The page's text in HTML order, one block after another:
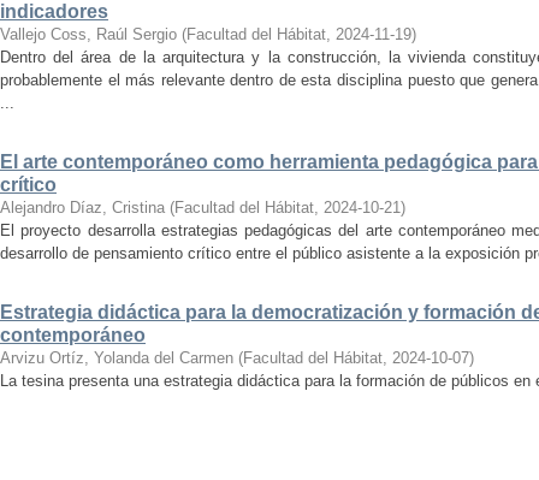
indicadores
Vallejo Coss, Raúl Sergio (Facultad del Hábitat, 2024-11-19)
Dentro del área de la arquitectura y la construcción, la vivienda
probablemente el más relevante dentro de esta disciplina puesto que
...
El arte contemporáneo como herramienta pedagógica
crítico
Alejandro Díaz, Cristina (Facultad del Hábitat, 2024-10-21)
El proyecto desarrolla estrategias pedagógicas del arte contemporáneo
desarrollo de pensamiento crítico entre el público asistente a la exposición
Estrategia didáctica para la democratización y formación
contemporáneo
Arvizu Ortíz, Yolanda del Carmen (Facultad del Hábitat, 2024-10-07)
La tesina presenta una estrategia didáctica para la formación de públicos en